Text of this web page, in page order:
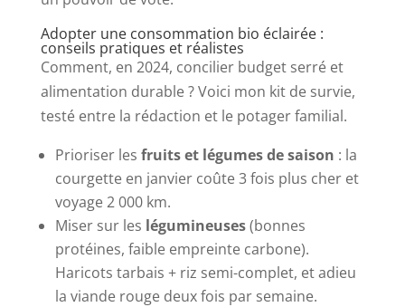
Adopter une consommation bio éclairée :
conseils pratiques et réalistes
Comment, en 2024, concilier budget serré et
alimentation durable ? Voici mon kit de survie,
testé entre la rédaction et le potager familial.
Prioriser les fruits et légumes de saison : la
courgette en janvier coûte 3 fois plus cher et
voyage 2 000 km.
Miser sur les légumineuses(bonnes
protéines, faible empreinte carbone).
Haricots tarbais + riz semi-complet, et adieu
la viande rouge deux fois par semaine.